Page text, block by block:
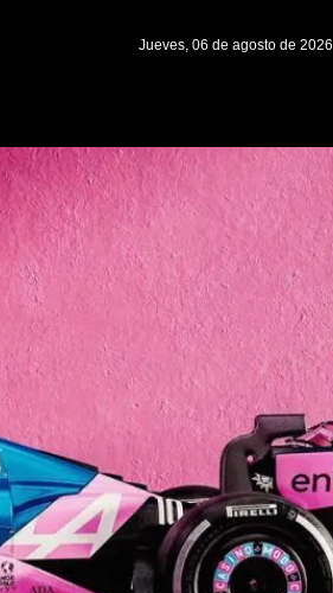
Jueves, 06 de agosto de 2026